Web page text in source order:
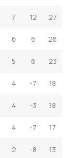
7 12 27
6 6 26
5 6 23
4 -7 18
4 -3 18
4 -7 17
2 -8 13